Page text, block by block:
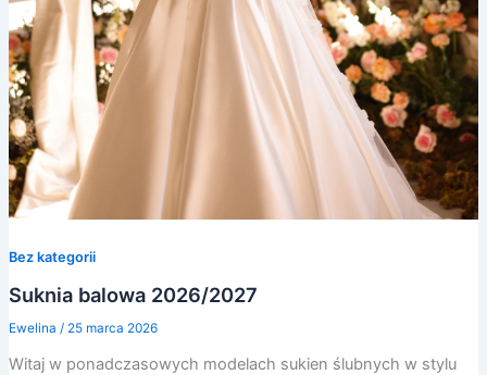
Bez kategorii
Suknia balowa 2026/2027
Ewelina / 25 marca 2026
Witaj w ponadczasowych modelach sukien ślubnych w stylu